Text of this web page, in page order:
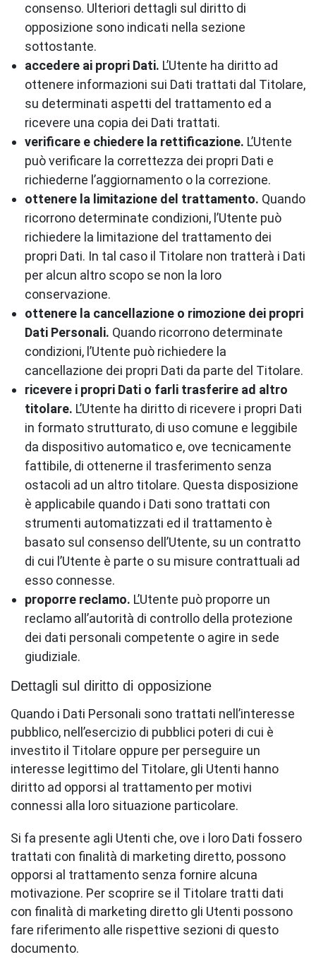
consenso. Ulteriori dettagli sul diritto di
opposizione sono indicati nella sezione
sottostante.
accedere ai propri Dati. L’Utente ha diritto ad
ottenere informazioni sui Dati trattati dal Titolare,
su determinati aspetti del trattamento ed a
ricevere una copia dei Dati trattati.
verificare e chiedere la rettificazione. L’Utente
può verificare la correttezza dei propri Dati e
richiederne l’aggiornamento o la correzione.
ottenere la limitazione del trattamento. Quando
ricorrono determinate condizioni, l’Utente può
richiedere la limitazione del trattamento dei
propri Dati. In tal caso il Titolare non tratterà i Dati
per alcun altro scopo se non la loro
conservazione.
ottenere la cancellazione o rimozione dei propri
Dati Personali. Quando ricorrono determinate
condizioni, l’Utente può richiedere la
cancellazione dei propri Dati da parte del Titolare.
ricevere i propri Dati o farli trasferire ad altro
titolare. L’Utente ha diritto di ricevere i propri Dati
in formato strutturato, di uso comune e leggibile
da dispositivo automatico e, ove tecnicamente
fattibile, di ottenerne il trasferimento senza
ostacoli ad un altro titolare. Questa disposizione
è applicabile quando i Dati sono trattati con
strumenti automatizzati ed il trattamento è
basato sul consenso dell’Utente, su un contratto
di cui l’Utente è parte o su misure contrattuali ad
esso connesse.
proporre reclamo. L’Utente può proporre un
reclamo all’autorità di controllo della protezione
dei dati personali competente o agire in sede
giudiziale.
Dettagli sul diritto di opposizione
Quando i Dati Personali sono trattati nell’interesse
pubblico, nell’esercizio di pubblici poteri di cui è
investito il Titolare oppure per perseguire un
interesse legittimo del Titolare, gli Utenti hanno
diritto ad opporsi al trattamento per motivi
connessi alla loro situazione particolare.
Si fa presente agli Utenti che, ove i loro Dati fossero
trattati con finalità di marketing diretto, possono
opporsi al trattamento senza fornire alcuna
motivazione. Per scoprire se il Titolare tratti dati
con finalità di marketing diretto gli Utenti possono
fare riferimento alle rispettive sezioni di questo
documento.